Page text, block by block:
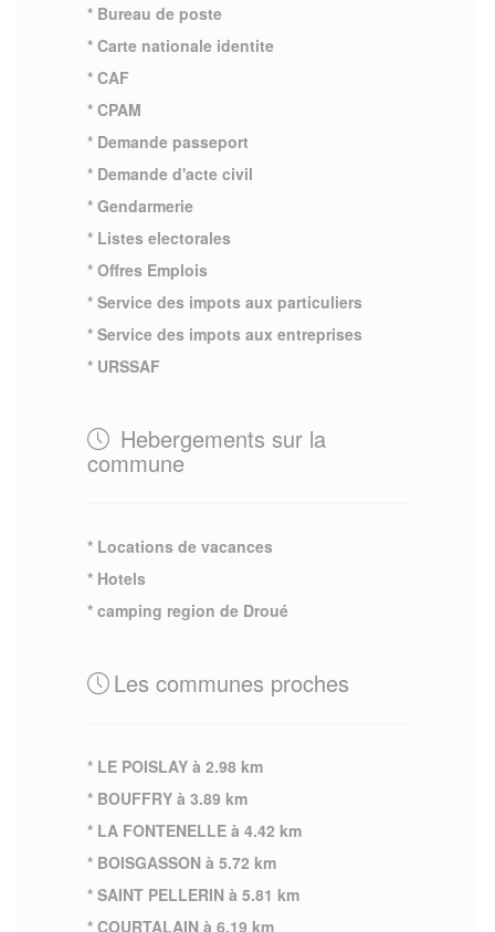
* Bureau de poste
* Carte nationale identite
* CAF
* CPAM
* Demande passeport
* Demande d'acte civil
* Gendarmerie
* Listes electorales
* Offres Emplois
* Service des impots aux particuliers
* Service des impots aux entreprises
* URSSAF
Hebergements sur la
commune
* Locations de vacances
* Hotels
* camping region de Droué
Les communes proches
* LE POISLAY à 2.98 km
* BOUFFRY à 3.89 km
* LA FONTENELLE à 4.42 km
* BOISGASSON à 5.72 km
* SAINT PELLERIN à 5.81 km
* COURTALAIN à 6.19 km